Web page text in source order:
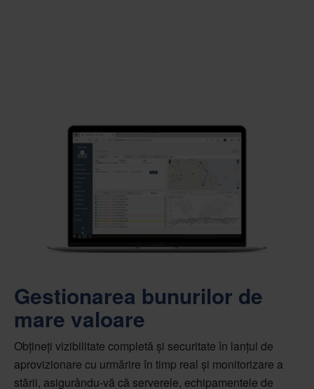
Gestionarea bunurilor de
mare valoare
Obțineți vizibilitate completă și securitate în lanțul de
aprovizionare cu urmărire în timp real și monitorizare a
stării, asigurându-vă că serverele, echipamentele de